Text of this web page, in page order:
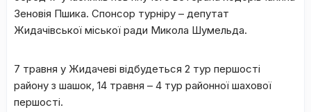
Зеновія Пшика. Спонсор турніру – депутат
Жидачівської міської ради Микола Шумельда.
7 травня у Жидачеві відбудеться 2 тур першості
району з шашок, 14 травня – 4 тур районної шахової
першості.